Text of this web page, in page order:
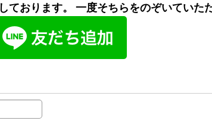
おります。 一度そちらをのぞいていた